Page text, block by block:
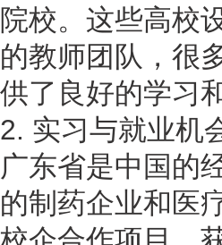
院校。这些高校
的教师团队，很
供了良好的学习
2. 实习与就业机
广东省是中国的
的制药企业和医